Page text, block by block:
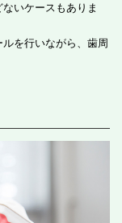
いケースもありま
を行いながら、歯周